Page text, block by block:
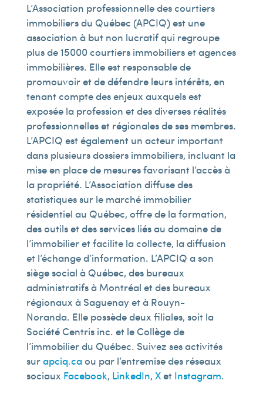
L’Association professionnelle des courtiers
immobiliers du Québec (APCIQ) est une
association à but non lucratif qui regroupe
plus de 15 000 courtiers immobiliers et agences
immobilières. Elle est responsable de
promouvoir et de défendre leurs intérêts, en
tenant compte des enjeux auxquels est
exposée la profession et des diverses réalités
professionnelles et régionales de ses membres.
L’APCIQ est également un acteur important
dans plusieurs dossiers immobiliers, incluant la
mise en place de mesures favorisant l’accès à
la propriété. L’Association diffuse des
statistiques sur le marché immobilier
résidentiel au Québec, offre de la formation,
des outils et des services liés au domaine de
l’immobilier et facilite la collecte, la diffusion
et l’échange d’information. L’APCIQ a son
siège social à Québec, des bureaux
administratifs à Montréal et des bureaux
régionaux à Saguenay et à Rouyn-
Noranda. Elle possède deux filiales, soit la
Société Centris inc. et le Collège de
l’immobilier du Québec. Suivez ses activités
surapciq.caou par l’entremise des réseaux
sociaux Facebook, LinkedIn, Xet Instagram.